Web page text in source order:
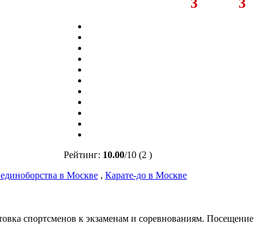
Рейтинг: 10.00/10 (2 )
в Москве , Карате-до в Москве
спортсменов к экзаменам и соревнованиям. Посещение